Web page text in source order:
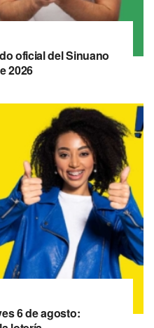
oficial del Sinuano
2026
6 de agosto: